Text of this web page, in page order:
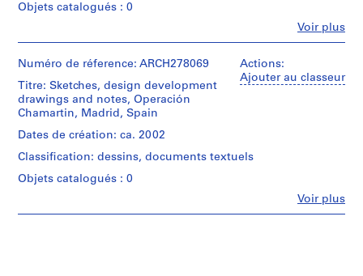
c
n
a
u
b
r
t
d
Voir plus
Objets catalogués : 0
institutions:
&
Herreros
(architectural
firm)
&
Herreros
(archive
Actions:
Ajouter au classeur
Voir plus
Numéro de réference: ARCH278069
Titre: Sketches, design development
drawings and notes, Operación
Chamartin, Madrid, Spain
Dates de création: ca. 2002
Classification: dessins, documents textuels
Objets catalogués : 0